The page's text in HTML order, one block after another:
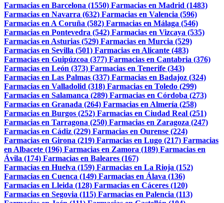
Farmacias en Barcelona (1550) Farmacias en Madrid (1483)
Farmacias en Navarra (632) Farmacias en Valencia (596)
Farmacias en A Coruña (582) Farmacias en Málaga (546)
Farmacias en Pontevedra (542) Farmacias en Vizcaya (535)
Farmacias en Asturias (529) Farmacias en Murcia (529)
Farmacias en Sevilla (501) Farmacias en Alicante (483)
Farmacias en Guipúzcoa (377) Farmacias en Cantabria (376)
Farmacias en León (373) Farmacias en Tenerife (343)
Farmacias en Las Palmas (337) Farmacias en Badajoz (324)
Farmacias en Valladolid (318) Farmacias en Toledo (299)
Farmacias en Salamanca (289) Farmacias en Córdoba (273)
Farmacias en Granada (264) Farmacias en Almería (258)
Farmacias en Burgos (252) Farmacias en Ciudad Real (251)
Farmacias en Tarragona (250) Farmacias en Zaragoza (247)
Farmacias en Cádiz (229) Farmacias en Ourense (224)
Farmacias en Girona (219) Farmacias en Lugo (217) Farmacias
en Albacete (196) Farmacias en Zamora (189) Farmacias en
Ávila (174) Farmacias en Baleares (167)
Farmacias en Huelva (159) Farmacias en La Rioja (152)
Farmacias en Cuenca (149) Farmacias en Álava (136)
Farmacias en Lleida (128) Farmacias en Cáceres (120)
Farmacias en Segovia (115) Farmacias en Palencia (113)